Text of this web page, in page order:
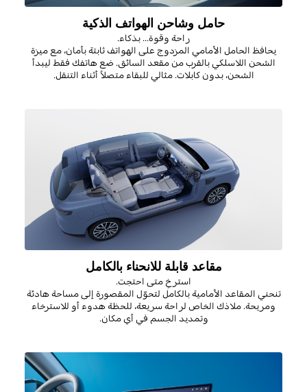
حامل وشاحن الهواتف الذكية
راحة وقوة... بذكاء.
يحافظ الحامل الأمامي المزدوج على الهواتف ثابتة بأمان، مع ميزة
الشحن اللاسلكي بالقرب من مقعد السائق. ضع هاتفك فقط ليبدأ
الشحن، بدون كابلات. مثالي للبقاء متصلاً أثناء التنقل.
مقاعد قابلة للانحناء بالكامل
استرخِ متى احتجت.
تنحني المقاعد الأمامية بالكامل لتحوّل المقصورة إلى مساحة هادئة
ومريحة. ملاذك الخاص لراحة سريعة، للحظة هدوء أو للاسترخاء
وتمديد الجسم في أي مكان.